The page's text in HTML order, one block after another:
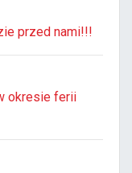
przed nami!!!
okresie ferii